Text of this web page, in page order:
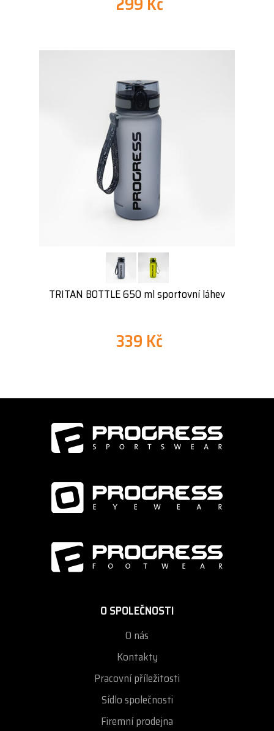
TRITAN BOTTLE 650 ml sportovní láhev
339 Kč
O SPOLEČNOSTI
O nás
Kontakty
Pracovní příležitosti
Sídlo společnosti
Firemní prodejna